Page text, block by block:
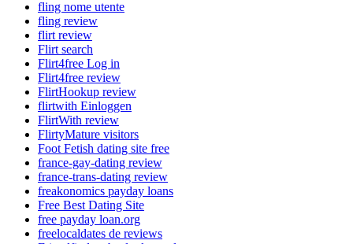
fling nome utente
fling review
flirt review
Flirt search
Flirt4free Log in
Flirt4free review
FlirtHookup review
flirtwith Einloggen
FlirtWith review
FlirtyMature visitors
Foot Fetish dating site free
france-gay-dating review
france-trans-dating review
freakonomics payday loans
Free Best Dating Site
free payday loan.org
freelocaldates de reviews